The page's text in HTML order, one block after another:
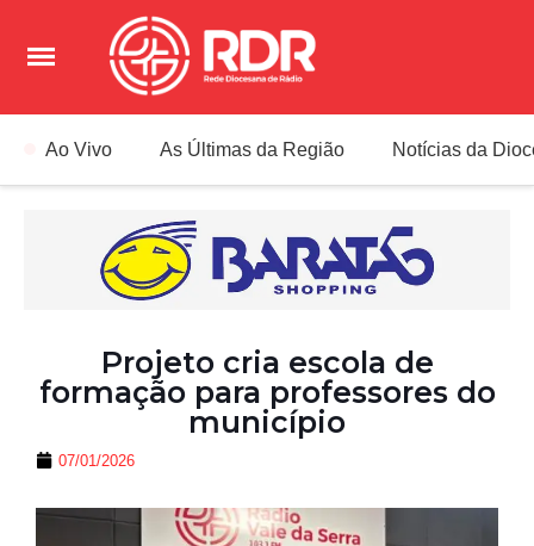
Ao Vivo As Últimas da Região Notícias da
Projeto cria escola de
formação para professores do
município
07/01/2026